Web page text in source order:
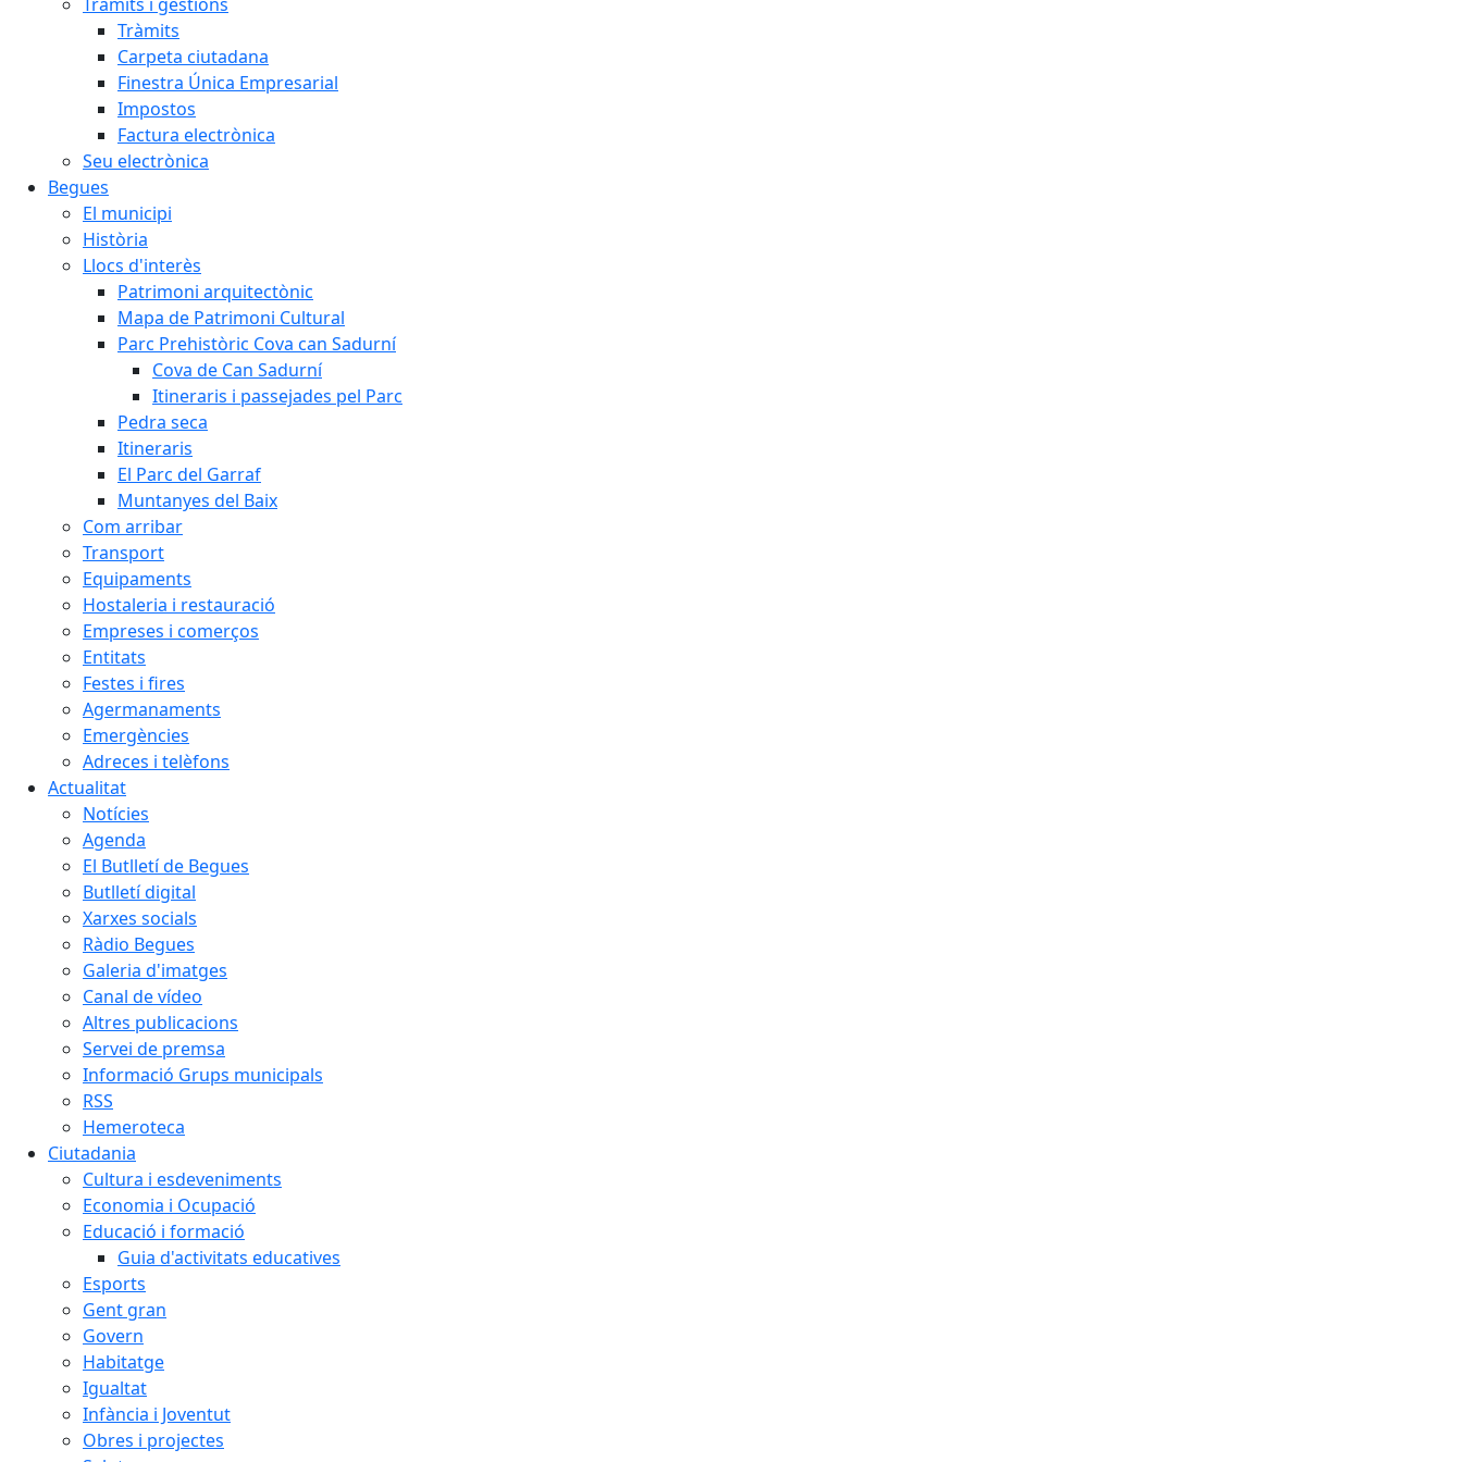
Tràmits
Carpeta ciutadana
Finestra Única Empresarial
Impostos
Factura electrònica
Seu electrònica
Begues
El municipi
Història
Llocs d'interès
Patrimoni arquitectònic
Mapa de Patrimoni Cultural
Parc Prehistòric Cova can Sadurní
Cova de Can Sadurní
Itineraris i passejades pel Parc
Pedra seca
Itineraris
El Parc del Garraf
Muntanyes del Baix
Com arribar
Transport
Equipaments
Hostaleria i restauració
Empreses i comerços
Entitats
Festes i fires
Agermanaments
Emergències
Adreces i telèfons
Actualitat
Notícies
Agenda
El Butlletí de Begues
Butlletí digital
Xarxes socials
Ràdio Begues
Galeria d'imatges
Canal de vídeo
Altres publicacions
Servei de premsa
Informació Grups municipals
RSS
Hemeroteca
Ciutadania
Cultura i esdeveniments
Economia i Ocupació
Educació i formació
Guia d'activitats educatives
Esports
Gent gran
Govern
Habitatge
Igualtat
Infància i Joventut
Obres i projectes